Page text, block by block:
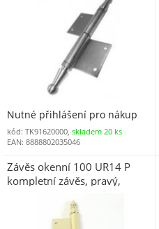
Nutné přihlášení pro nákup
kód: TK91620000, skladem 20 ks
EAN: 8888802035046
Závěs okenní 100 UR14 P
kompletní závěs, pravý,